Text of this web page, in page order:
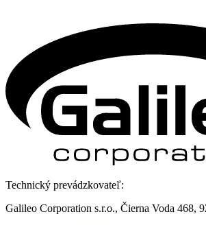
Technický prevádzkovateľ:
Galileo Corporation s.r.o., Čierna Voda 468,